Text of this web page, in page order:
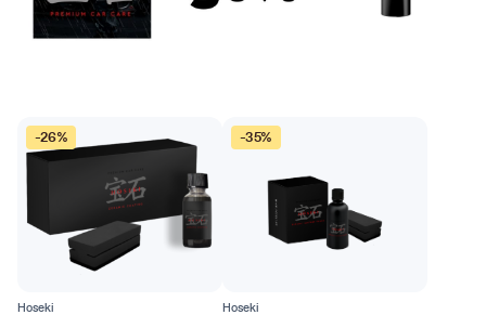
-26%
Hoseki
-35%
Hoseki